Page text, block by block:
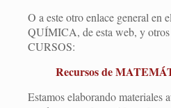
O a este otro enlace general
QUÍMICA, de esta web, y
CURSOS:
Recursos de
Estamos elaborando materiales